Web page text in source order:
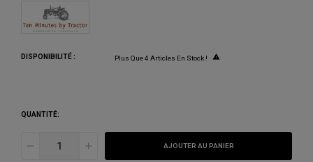
DISPONIBILITÉ : Plus Que 4 Articles En Stock ! 
QUANTITÉ:
AJOUTER AU PANIER